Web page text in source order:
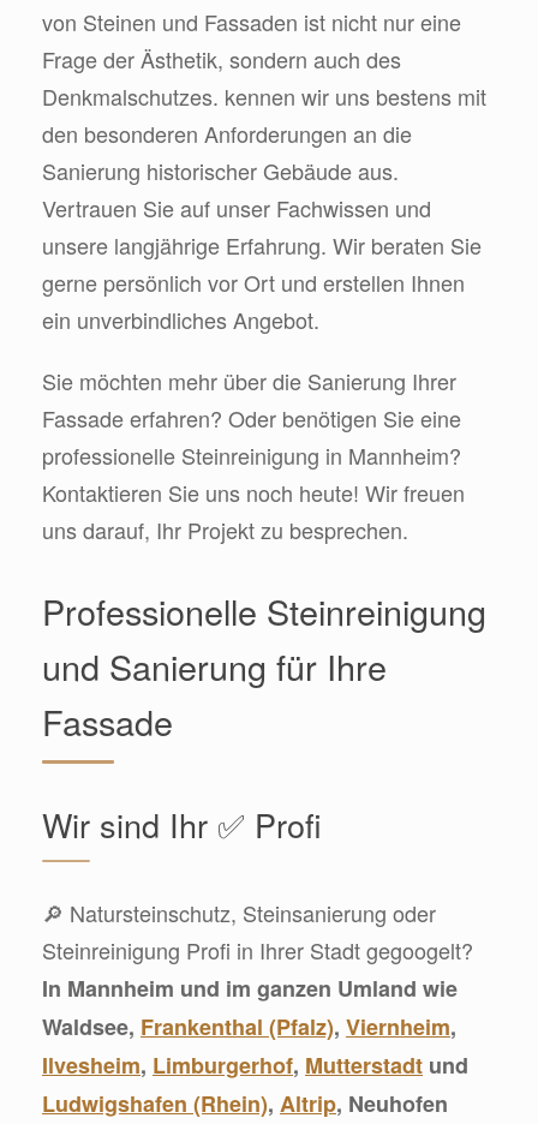
von Steinen und Fassaden ist nicht nur eine
Frage der Ästhetik, sondern auch des
Denkmalschutzes. kennen wir uns bestens mit
den besonderen Anforderungen an die
Sanierung historischer Gebäude aus.
Vertrauen Sie auf unser Fachwissen und
unsere langjährige Erfahrung. Wir beraten Sie
gerne persönlich vor Ort und erstellen Ihnen
ein unverbindliches Angebot.
Sie möchten mehr über die Sanierung Ihrer
Fassade erfahren? Oder benötigen Sie eine
professionelle Steinreinigung in Mannheim?
Kontaktieren Sie uns noch heute! Wir freuen
uns darauf, Ihr Projekt zu besprechen.
Professionelle Steinreinigung
und Sanierung für Ihre
Fassade
Wir sind Ihr ✅ Profi
🔎 Natursteinschutz, Steinsanierung oder
Steinreinigung Profi in Ihrer Stadt gegoogelt?
In Mannheim und im ganzen Umland wie
Waldsee, Frankenthal (Pfalz), Viernheim,
Ilvesheim, Limburgerhof, Mutterstadt und
Ludwigshafen (Rhein), Altrip, Neuhofen